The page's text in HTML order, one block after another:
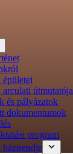
útmutatója
és pályázatok
dokumentumok
program